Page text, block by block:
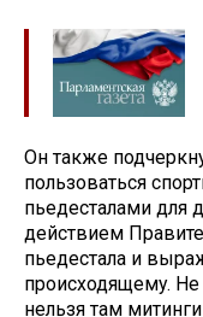
Он также
пользоваться
пьедесталами для
действием
пьедестала и
происходящему. Не
нельзя там